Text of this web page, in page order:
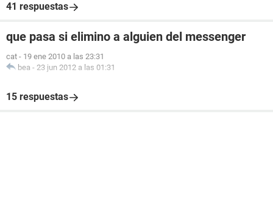
41 respuestas
que pasa si elimino a alguien del messenger
cat - 19 ene 2010 a las 23:31
bea - 23 jun 2012 a las 01:31
15 respuestas